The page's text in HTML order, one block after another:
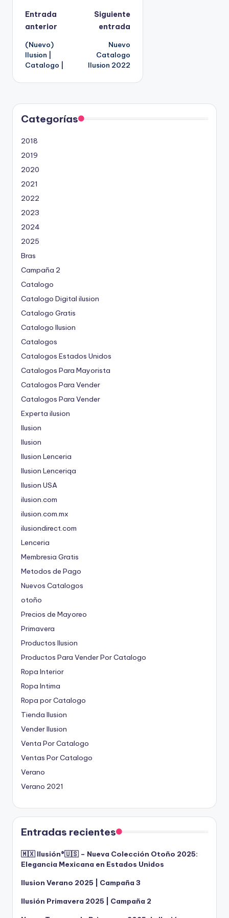
N
a
v
e
g
a
c
i
ó
n
d
e
e
n
t
r
a
d
a
s
Entrada
anterior
(Nuevo)
Ilusion |
Catalogo |
Siguiente
entrada
Nuevo
Catalogo
Ilusion 2022
Categorías
2018
2019
2020
2021
2022
2023
2024
2025
Bras
Campaña 2
Catalogo
Catalogo Digital ilusion
Catalogo Gratis
Catalogo Ilusion
Catalogos
Catalogos Estados Unidos
Catalogos Para Mayorista
Catalogos Para Vender
Catalogos Para Vender
Experta ilusion
Ilusion
Ilusion
Ilusion Lenceria
Ilusion Lenceriqa
Ilusion USA
ilusion.com
ilusion.com.mx
ilusiondirect.com
Lenceria
Membresia Gratis
Metodos de Pago
Nuevos Catalogos
otoño
Precios de Mayoreo
Primavera
Productos Ilusion
Productos Para Vender Por Catalogo
Ropa Interior
Ropa Intima
Ropa por Catalogo
Tienda Ilusion
Vender Ilusion
Venta Por Catalogo
Ventas Por Catalogo
Verano
Verano 2021
Entradas recientes
🇲🇽 Ilusión®️🇺🇸 – Nueva Colección Otoño 2025:
Elegancia Mexicana en Estados Unidos
Ilusion Verano 2025 | Campaña 3
Ilusión Primavera 2025 | Campaña 2